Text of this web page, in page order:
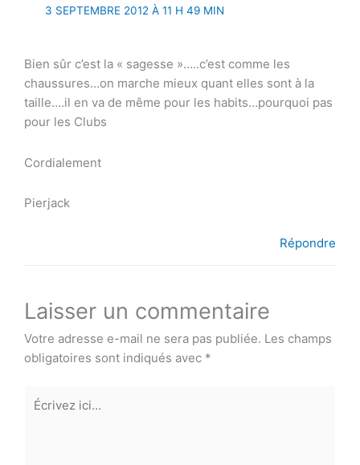
3 SEPTEMBRE 2012 À 11 H 49 MIN
Bien sûr c’est la « sagesse »…..c’est comme les
chaussures…on marche mieux quant elles sont à la
taille….il en va de même pour les habits…pourquoi pas
pour les Clubs
Cordialement
Pierjack
Répondre
Laisser un commentaire
Votre adresse e-mail ne sera pas publiée. Les champs
obligatoires sont indiqués avec *
Écrivez
ici…